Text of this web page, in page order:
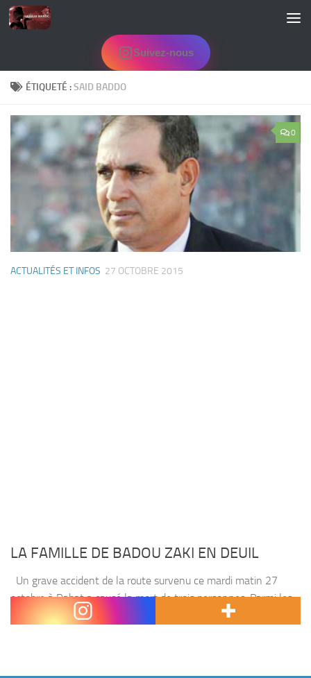
Skip to content
Suivez-nous
ÉTIQUETÉ :SAID BADDO
0
ACTUALITÉS ET INFOS 27 OCTOBRE 2015
LA FAMILLE DE BADOU ZAKI EN DEUIL
Un grave accident de la route survenu ce mardi matin 27
octobre à Rabat a causé la mort de trois personnes. Parmi les
victimes, le fils aîné de Said Badou, frère de l’entraîneur...